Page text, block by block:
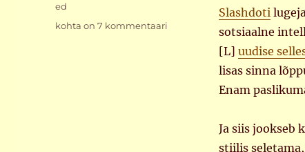
Slashdoti
sotsiaalne
[L] uudise
lisas sinna
Enam
Ja siis jookseb
stiilis
ed
Einojah
kohta on 7 kommentaari